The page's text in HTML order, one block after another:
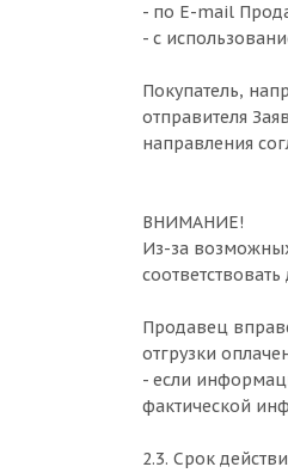
- по E-mail
- с
Покупатель,
отправителя
направления
ВНИМАНИЕ!
Из-за
Продавец
отгрузки
- если
фактической
2.3. Срок